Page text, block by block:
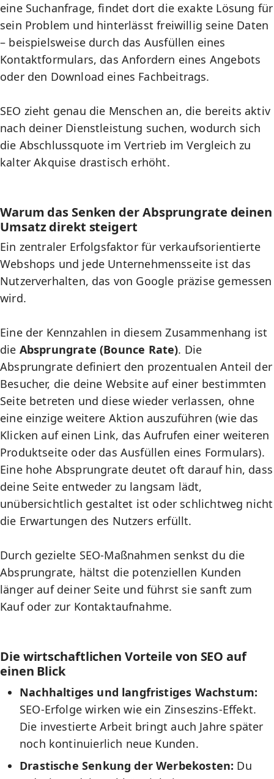
eine Suchanfrage, findet dort die exakte Lösung für
sein Problem und hinterlässt freiwillig seine Daten
– beispielsweise durch das Ausfüllen eines
Kontaktformulars, das Anfordern eines Angebots
oder den Download eines Fachbeitrags.
SEO zieht genau die Menschen an, die bereits aktiv
nach deiner Dienstleistung suchen, wodurch sich
die Abschlussquote im Vertrieb im Vergleich zu
kalter Akquise drastisch erhöht.
Warum das Senken der Absprungrate deinen
Umsatz direkt steigert
Ein zentraler Erfolgsfaktor für verkaufsorientierte
Webshops und jede Unternehmensseite ist das
Nutzerverhalten, das von Google präzise gemessen
wird.
Eine der Kennzahlen in diesem Zusammenhang ist
die Absprungrate (Bounce Rate). Die
Absprungrate definiert den prozentualen Anteil der
Besucher, die deine Website auf einer bestimmten
Seite betreten und diese wieder verlassen, ohne
eine einzige weitere Aktion auszuführen (wie das
Klicken auf einen Link, das Aufrufen einer weiteren
Produktseite oder das Ausfüllen eines Formulars).
Eine hohe Absprungrate deutet oft darauf hin, dass
deine Seite entweder zu langsam lädt,
unübersichtlich gestaltet ist oder schlichtweg nicht
die Erwartungen des Nutzers erfüllt.
Durch gezielte SEO-Maßnahmen senkst du die
Absprungrate, hältst die potenziellen Kunden
länger auf deiner Seite und führst sie sanft zum
Kauf oder zur Kontaktaufnahme.
Die wirtschaftlichen Vorteile von SEO auf
einen Blick
Nachhaltiges und langfristiges Wachstum:
SEO-Erfolge wirken wie ein Zinseszins-Effekt.
Die investierte Arbeit bringt auch Jahre später
noch kontinuierlich neue Kunden.
Drastische Senkung der Werbekosten: Du